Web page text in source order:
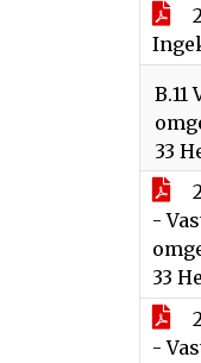
33
-
33
-